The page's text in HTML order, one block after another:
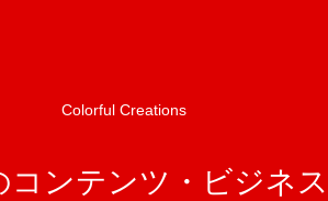
Colorful Creations
コンテンツ・ビジネス